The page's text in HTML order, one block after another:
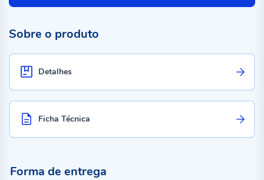
Sobre o produto
Detalhes
Ficha Técnica
Forma de entrega